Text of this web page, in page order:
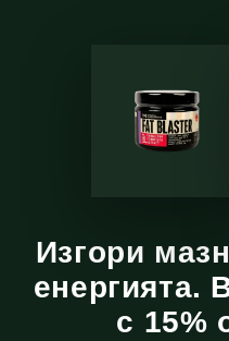
Изгори
енергията.
с 15%